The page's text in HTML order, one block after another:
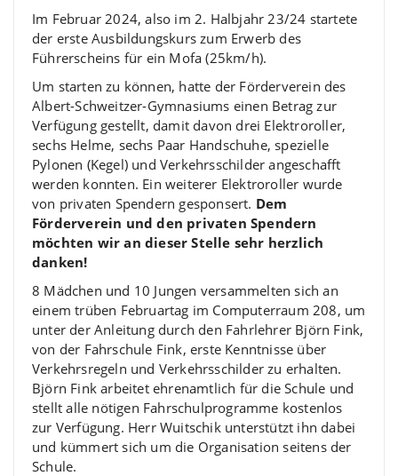
Im Februar 2024, also im 2. Halbjahr 23/24 startete
der erste Ausbildungskurs zum Erwerb des
Führerscheins für ein Mofa (25km/h).
Um starten zu können, hatte der Förderverein des
Albert-Schweitzer-Gymnasiums einen Betrag zur
Verfügung gestellt, damit davon drei Elektroroller,
sechs Helme, sechs Paar Handschuhe, spezielle
Pylonen (Kegel) und Verkehrsschilder angeschafft
werden konnten. Ein weiterer Elektroroller wurde
von privaten Spendern gesponsert. Dem
Förderverein und den privaten Spendern
möchten wir an dieser Stelle sehr herzlich
danken!
8 Mädchen und 10 Jungen versammelten sich an
einem trüben Februartag im Computerraum 208, um
unter der Anleitung durch den Fahrlehrer Björn Fink,
von der Fahrschule Fink, erste Kenntnisse über
Verkehrsregeln und Verkehrsschilder zu erhalten.
Björn Fink arbeitet ehrenamtlich für die Schule und
stellt alle nötigen Fahrschulprogramme kostenlos
zur Verfügung. Herr Wuitschik unterstützt ihn dabei
und kümmert sich um die Organisation seitens der
Schule.